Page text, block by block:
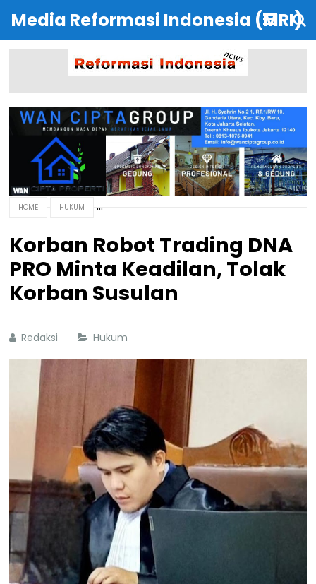
Media Reformasi Indonesia (MRI)
HOME HUKUM
Korban Robot Trading DNA
PRO Minta Keadilan, Tolak
Korban Susulan
Redaksi Hukum